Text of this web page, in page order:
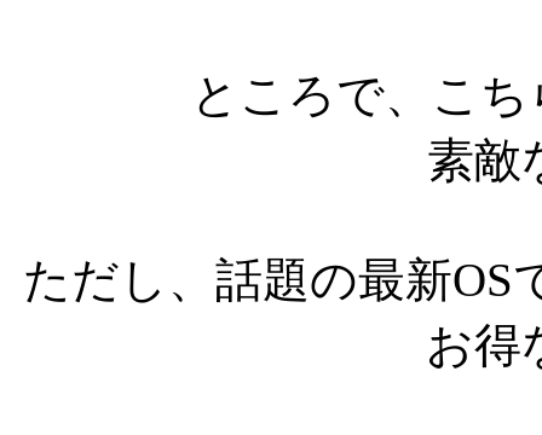
ところで、こ
素敵
ただし、話題の最新OS
お得